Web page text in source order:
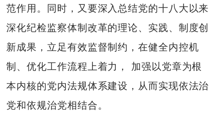
范作用。同时，又要深入总结党的十八大以来
深化纪检监察体制改革的理论、实践、制度创
新成果，立足有效监督制约，在健全内控机
制、优化工作流程上着力， 加强以党章为根
本内核的党内法规体系建设，从而实现依法治
党和依规治党相结合。